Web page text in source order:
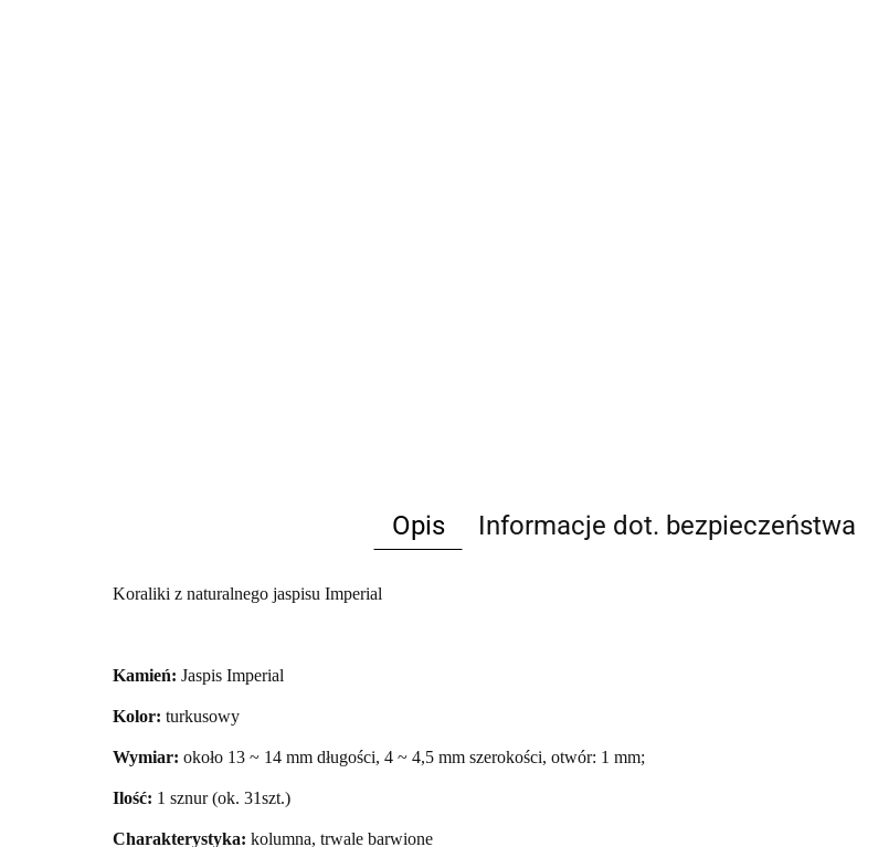
Opis Informacje dot. bezpieczeństwa
Koraliki z naturalnego jaspisu Imperial
Kamień: Jaspis Imperial
Kolor: turkusowy
Wymiar: około 13 ~ 14 mm długości, 4 ~ 4,5 mm szerokości, otwór: 1 mm;
Ilość: 1 sznur (ok. 31szt.)
Charakterystyka: kolumna, trwale barwione